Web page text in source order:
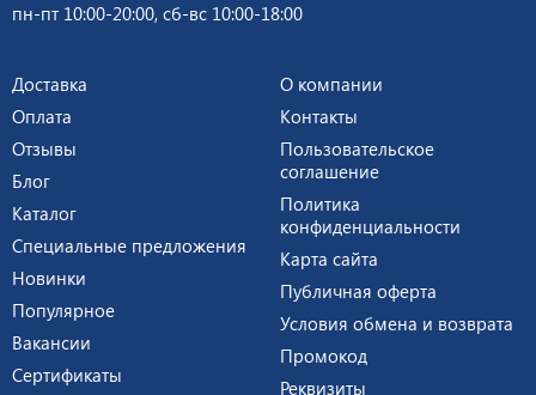
пн-пт 10:00-20:00, сб-вс 10:00-18:00
Доставка
Оплата
Отзывы
Блог
Каталог
Специальные предложения
Новинки
Популярное
Вакансии
Сертификаты
О компании
Контакты
Пользовательское
соглашение
Политика
конфиденциальности
Карта сайта
Публичная оферта
Условия обмена и возврата
Промокод
Реквизиты